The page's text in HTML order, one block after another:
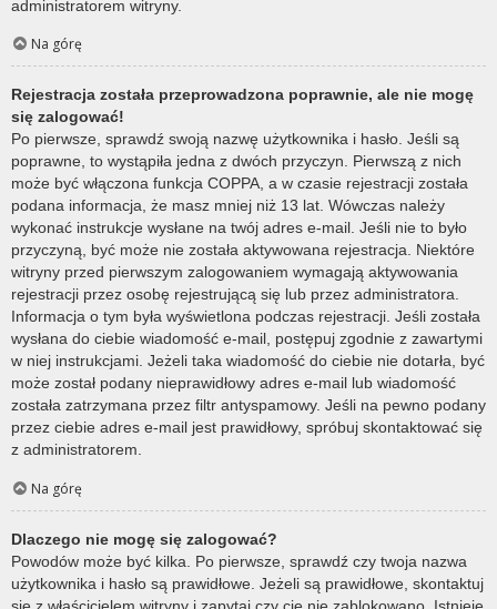
administratorem witryny.
Na górę
Rejestracja została przeprowadzona poprawnie, ale nie mogę
się zalogować!
Po pierwsze, sprawdź swoją nazwę użytkownika i hasło. Jeśli są
poprawne, to wystąpiła jedna z dwóch przyczyn. Pierwszą z nich
może być włączona funkcja COPPA, a w czasie rejestracji została
podana informacja, że masz mniej niż 13 lat. Wówczas należy
wykonać instrukcje wysłane na twój adres e-mail. Jeśli nie to było
przyczyną, być może nie została aktywowana rejestracja. Niektóre
witryny przed pierwszym zalogowaniem wymagają aktywowania
rejestracji przez osobę rejestrującą się lub przez administratora.
Informacja o tym była wyświetlona podczas rejestracji. Jeśli została
wysłana do ciebie wiadomość e-mail, postępuj zgodnie z zawartymi
w niej instrukcjami. Jeżeli taka wiadomość do ciebie nie dotarła, być
może został podany nieprawidłowy adres e-mail lub wiadomość
została zatrzymana przez filtr antyspamowy. Jeśli na pewno podany
przez ciebie adres e-mail jest prawidłowy, spróbuj skontaktować się
z administratorem.
Na górę
Dlaczego nie mogę się zalogować?
Powodów może być kilka. Po pierwsze, sprawdź czy twoja nazwa
użytkownika i hasło są prawidłowe. Jeżeli są prawidłowe, skontaktuj